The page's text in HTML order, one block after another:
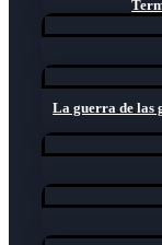
La guerra de las